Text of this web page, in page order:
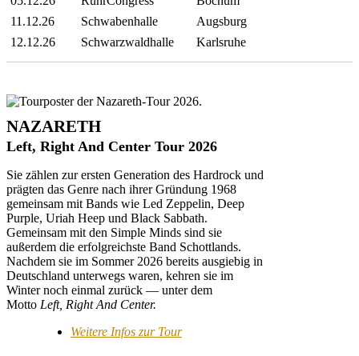
11.12.26
Schwabenhalle
Augsburg
12.12.26
Schwarzwaldhalle Karlsruhe
NAZARETH
Left, Right And Center Tour 2026
Sie zählen zur ersten Generation des Hardrock und
prägten das Genre nach ihrer Gründung 1968
gemeinsam mit Bands wie Led Zeppelin, Deep
Purple, Uriah Heep und Black Sabbath.
Gemeinsam mit den Simple Minds sind sie
außerdem die erfolgreichste Band Schottlands.
Nachdem sie im Sommer 2026 bereits ausgiebig in
Deutschland unterwegs waren, kehren sie im
Winter noch einmal zurück — unter dem
Motto Left, Right And Center.
Weitere Infos zur Tour